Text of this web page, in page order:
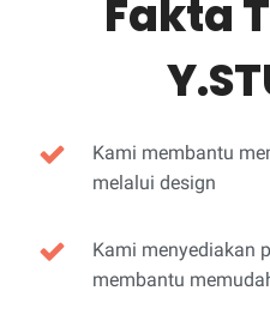
Fakta
Kami membantu
melalui design
Kami menyediakan
membantu